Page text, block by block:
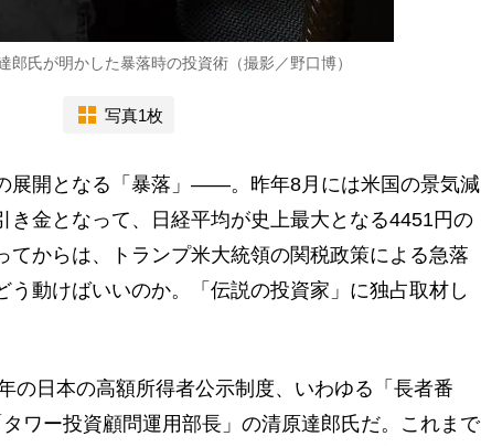
郎氏が明かした暴落時の投資術（撮影／野口博）
写真1枚
展開となる「暴落」――。昨年8月には米国の景気減
き金となって、日経平均が史上最大となる4451円の
てからは、トランプ米大統領の関税政策による急落
う動けばいいのか。「伝説の投資家」に独占取材し
の日本の高額所得者公示制度、いわゆる「長者番
ワー投資顧問運用部長」の清原達郎氏だ。これまで